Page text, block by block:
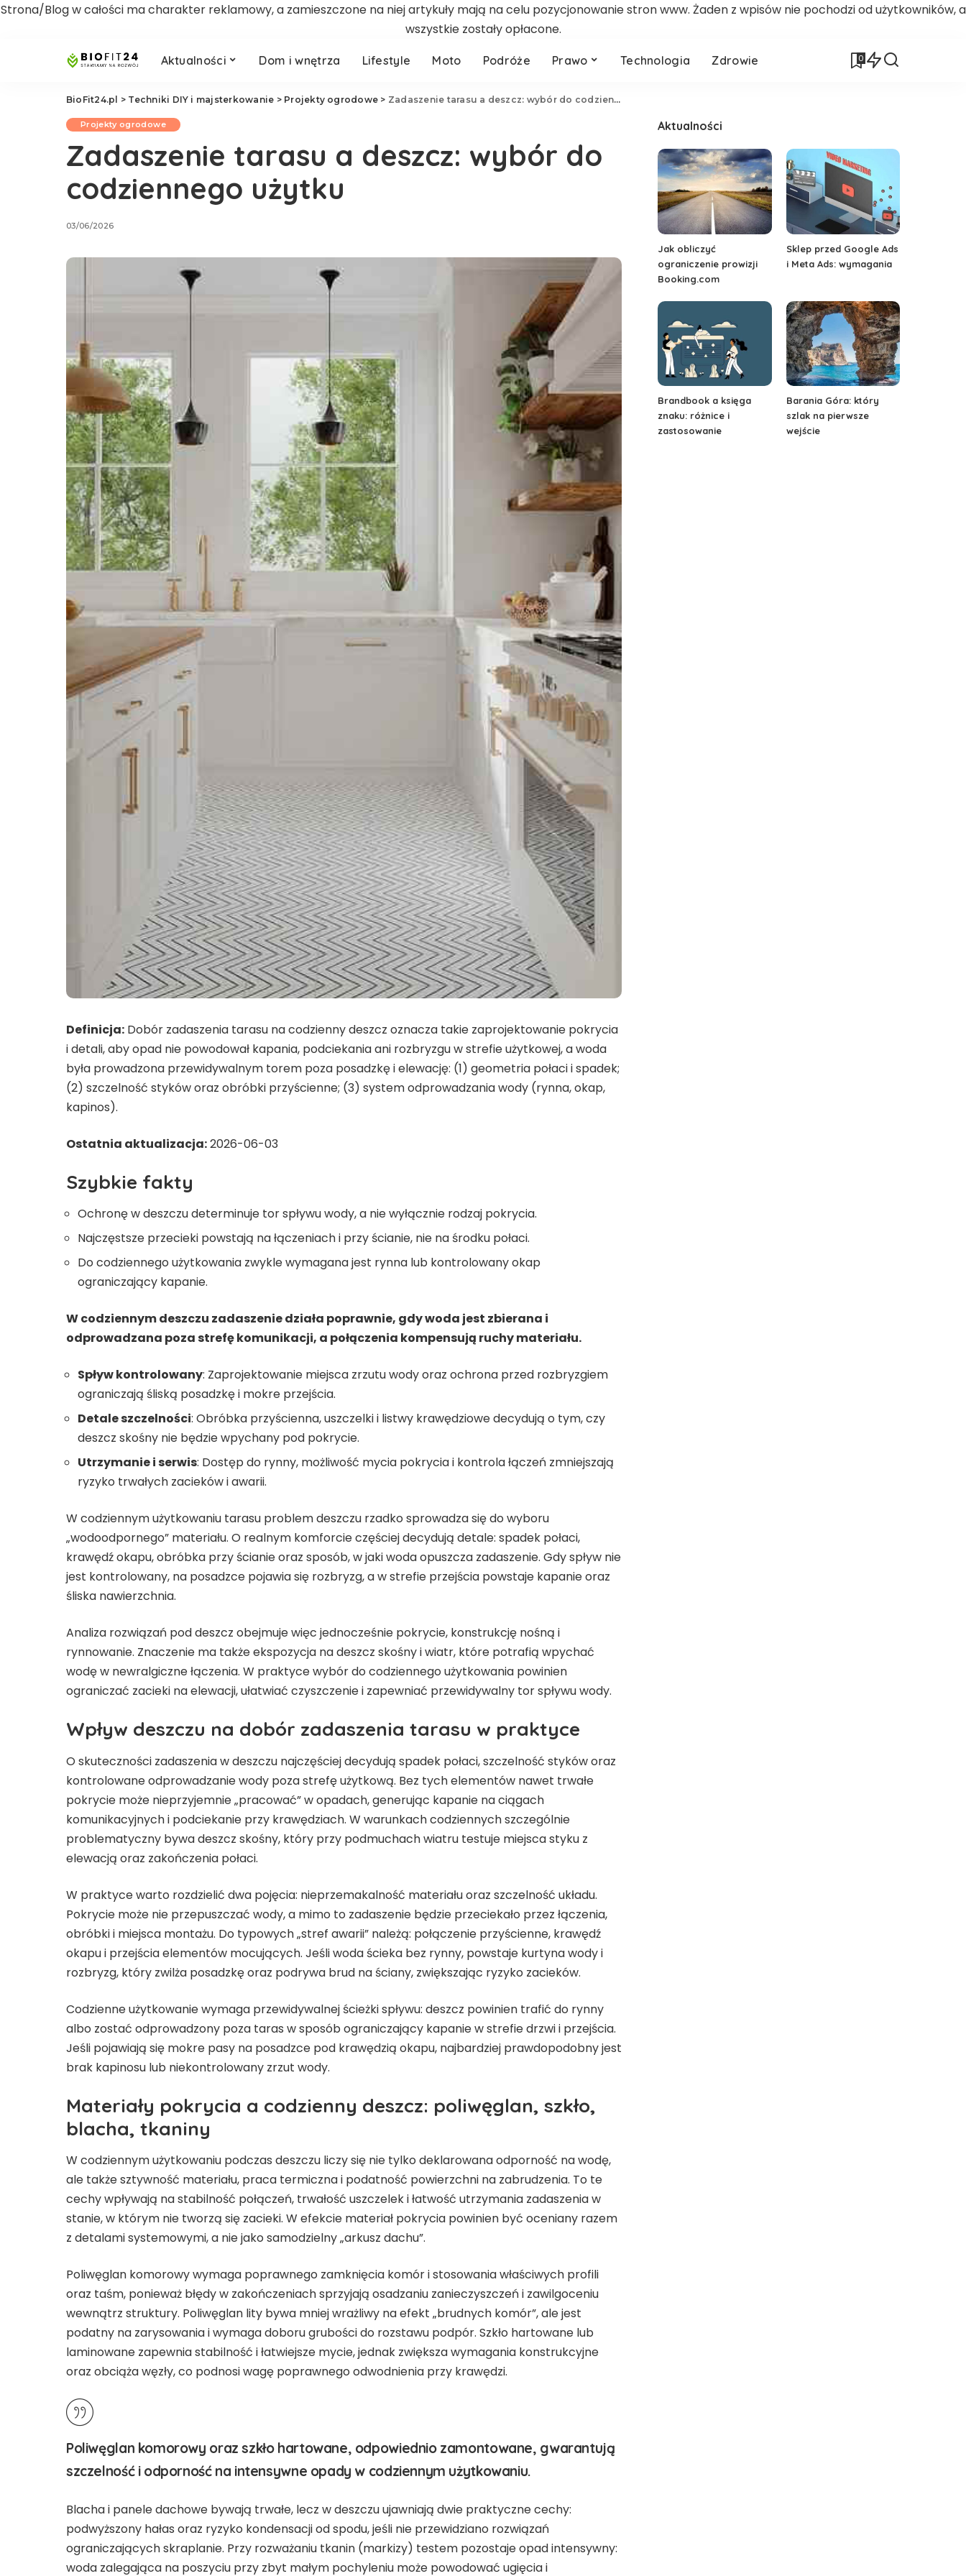
Strona/Blog w całości ma charakter reklamowy, a zamieszczone na niej artykuły mają na celu pozycjonowanie stron www. Żaden z wpisów nie pochodzi od użytkowników, a
wszystkie zostały opłacone.
Aktualności Dom i wnętrza Lifestyle Moto Podróże Prawo Technologia Zdrowie 0
BioFit24.pl > Techniki DIY i majsterkowanie > Projekty ogrodowe > Zadaszenie tarasu a deszcz: wybór do codziennego użytku
Projekty ogrodowe
Zadaszenie tarasu a deszcz: wybór do
codziennego użytku
03/06/2026
Definicja: Dobór zadaszenia tarasu na codzienny deszcz oznacza takie zaprojektowanie pokrycia
i detali, aby opad nie powodował kapania, podciekania ani rozbryzgu w strefie użytkowej, a woda
była prowadzona przewidywalnym torem poza posadzkę i elewację: (1) geometria połaci i spadek;
(2) szczelność styków oraz obróbki przyścienne; (3) system odprowadzania wody (rynna, okap,
kapinos).
Ostatnia aktualizacja:2026-06-03
Szybkie fakty
Ochronę w deszczu determinuje tor spływu wody, a nie wyłącznie rodzaj pokrycia.
Najczęstsze przecieki powstają na łączeniach i przy ścianie, nie na środku połaci.
Do codziennego użytkowania zwykle wymagana jest rynna lub kontrolowany okap
ograniczający kapanie.
W codziennym deszczu zadaszenie działa poprawnie, gdy woda jest zbierana i
odprowadzana poza strefę komunikacji, a połączenia kompensują ruchy materiału.
Spływ kontrolowany: Zaprojektowanie miejsca zrzutu wody oraz ochrona przed rozbryzgiem
ograniczają śliską posadzkę i mokre przejścia.
Detale szczelności: Obróbka przyścienna, uszczelki i listwy krawędziowe decydują o tym, czy
deszcz skośny nie będzie wpychany pod pokrycie.
Utrzymanie i serwis: Dostęp do rynny, możliwość mycia pokrycia i kontrola łączeń zmniejszają
ryzyko trwałych zacieków i awarii.
W codziennym użytkowaniu tarasu problem deszczu rzadko sprowadza się do wyboru
„wodoodpornego” materiału. O realnym komforcie częściej decydują detale: spadek połaci,
krawędź okapu, obróbka przy ścianie oraz sposób, w jaki woda opuszcza zadaszenie. Gdy spływ nie
jest kontrolowany, na posadzce pojawia się rozbryzg, a w strefie przejścia powstaje kapanie oraz
śliska nawierzchnia.
Analiza rozwiązań pod deszcz obejmuje więc jednocześnie pokrycie, konstrukcję nośną i
rynnowanie. Znaczenie ma także ekspozycja na deszcz skośny i wiatr, które potrafią wpychać
wodę w newralgiczne łączenia. W praktyce wybór do codziennego użytkowania powinien
ograniczać zacieki na elewacji, ułatwiać czyszczenie i zapewniać przewidywalny tor spływu wody.
Wpływ deszczu na dobór zadaszenia tarasu w praktyce
O skuteczności zadaszenia w deszczu najczęściej decydują spadek połaci, szczelność styków oraz
kontrolowane odprowadzanie wody poza strefę użytkową. Bez tych elementów nawet trwałe
pokrycie może nieprzyjemnie „pracować” w opadach, generując kapanie na ciągach
komunikacyjnych i podciekanie przy krawędziach. W warunkach codziennych szczególnie
problematyczny bywa deszcz skośny, który przy podmuchach wiatru testuje miejsca styku z
elewacją oraz zakończenia połaci.
W praktyce warto rozdzielić dwa pojęcia: nieprzemakalność materiału oraz szczelność układu.
Pokrycie może nie przepuszczać wody, a mimo to zadaszenie będzie przeciekało przez łączenia,
obróbki i miejsca montażu. Do typowych „stref awarii” należą: połączenie przyścienne, krawędź
okapu i przejścia elementów mocujących. Jeśli woda ścieka bez rynny, powstaje kurtyna wody i
rozbryzg, który zwilża posadzkę oraz podrywa brud na ściany, zwiększając ryzyko zacieków.
Codzienne użytkowanie wymaga przewidywalnej ścieżki spływu: deszcz powinien trafić do rynny
albo zostać odprowadzony poza taras w sposób ograniczający kapanie w strefie drzwi i przejścia.
Jeśli pojawiają się mokre pasy na posadzce pod krawędzią okapu, najbardziej prawdopodobny jest
brak kapinosu lub niekontrolowany zrzut wody.
Materiały pokrycia a codzienny deszcz: poliwęglan, szkło,
blacha, tkaniny
W codziennym użytkowaniu podczas deszczu liczy się nie tylko deklarowana odporność na wodę,
ale także sztywność materiału, praca termiczna i podatność powierzchni na zabrudzenia. To te
cechy wpływają na stabilność połączeń, trwałość uszczelek i łatwość utrzymania zadaszenia w
stanie, w którym nie tworzą się zacieki. W efekcie materiał pokrycia powinien być oceniany razem
z detalami systemowymi, a nie jako samodzielny „arkusz dachu”.
Poliwęglan komorowy wymaga poprawnego zamknięcia komór i stosowania właściwych profili
oraz taśm, ponieważ błędy w zakończeniach sprzyjają osadzaniu zanieczyszczeń i zawilgoceniu
wewnątrz struktury. Poliwęglan lity bywa mniej wrażliwy na efekt „brudnych komór”, ale jest
podatny na zarysowania i wymaga doboru grubości do rozstawu podpór. Szkło hartowane lub
laminowane zapewnia stabilność i łatwiejsze mycie, jednak zwiększa wymagania konstrukcyjne
oraz obciąża węzły, co podnosi wagę poprawnego odwodnienia przy krawędzi.
Poliwęglan komorowy oraz szkło hartowane, odpowiednio zamontowane, gwarantują
szczelność i odporność na intensywne opady w codziennym użytkowaniu.
Blacha i panele dachowe bywają trwałe, lecz w deszczu ujawniają dwie praktyczne cechy:
podwyższony hałas oraz ryzyko kondensacji od spodu, jeśli nie przewidziano rozwiązań
ograniczających skraplanie. Przy rozważaniu tkanin (markizy) testem pozostaje opad intensywny:
woda zalegająca na poszyciu przy zbyt małym pochyleniu może powodować ugięcia i
Aktualności
Jak obliczyć
ograniczenie prowizji
Booking.com
Sklep przed Google Ads
i Meta Ads: wymagania
Brandbook a księga
znaku: różnice i
zastosowanie
Barania Góra: który
szlak na pierwsze
wejście